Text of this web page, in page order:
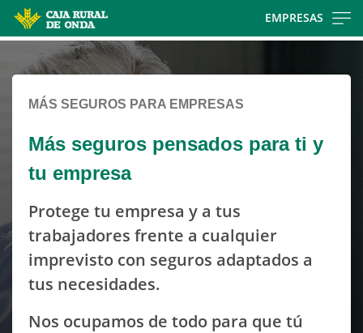
contentt
EMPRESAS
Cargando
contenido,
favor
MÁS SEGUROS PARA EMPRESAS
Más seguros pensados para ti y
tu empresa
Protege tu empresa y a tus
trabajadores frente a cualquier
imprevisto con seguros adaptados a
tus necesidades.
Nos ocupamos de todo para que tú